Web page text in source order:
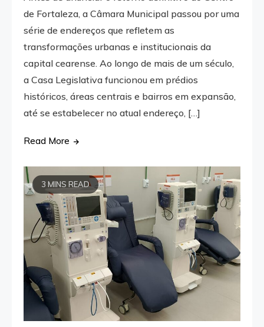
de Fortaleza, a Câmara Municipal passou por uma
série de endereços que refletem as
transformações urbanas e institucionais da
capital cearense. Ao longo de mais de um século,
a Casa Legislativa funcionou em prédios
históricos, áreas centrais e bairros em expansão,
até se estabelecer no atual endereço, […]
Read More
3 MINS READ